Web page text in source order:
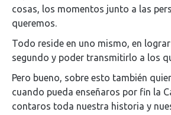
cosas, los momentos junto a las
queremos.
Todo reside en uno mismo, en
segundo y poder transmitirlo a los
Pero bueno, sobre esto también
cuando pueda enseñaros por fin la
contaros toda nuestra historia y